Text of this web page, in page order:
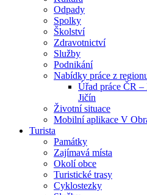
Odpady
Spolky
Školství
Zdravotnictví
Služby
Podnikání
Nabídky práce z
Úřad práce ČR
Jičín
Životní situace
Mobilní aplikace V
Turista
Památky
Zajímavá místa
Okolí obce
Turistické trasy
Cyklostezky